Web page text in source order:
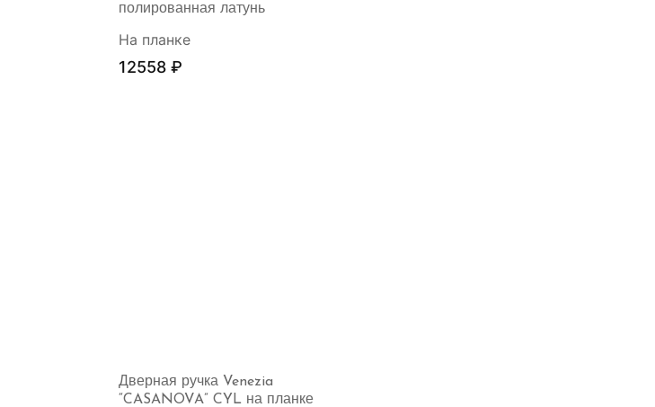
полированная латунь
На планке
12558 ₽
Дверная ручка Venezia
“CASANOVA” CYL на планке